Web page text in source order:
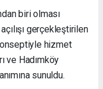
biri olması
gerçekleştirilen
hizmet
ve Hadımköy
sunuldu.